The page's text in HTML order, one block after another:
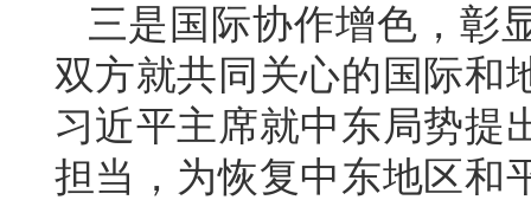
三是国际协作增色，彰
双方就共同关心的国际和
习近平主席就中东局势提
担当，为恢复中东地区和